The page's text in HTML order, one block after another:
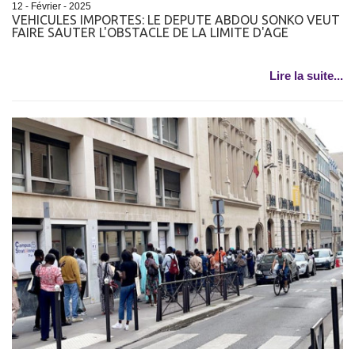
12 - Février - 2025
VEHICULES IMPORTES: LE DEPUTE ABDOU SONKO VEUT
FAIRE SAUTER L'OBSTACLE DE LA LIMITE D'AGE
Lire la suite...